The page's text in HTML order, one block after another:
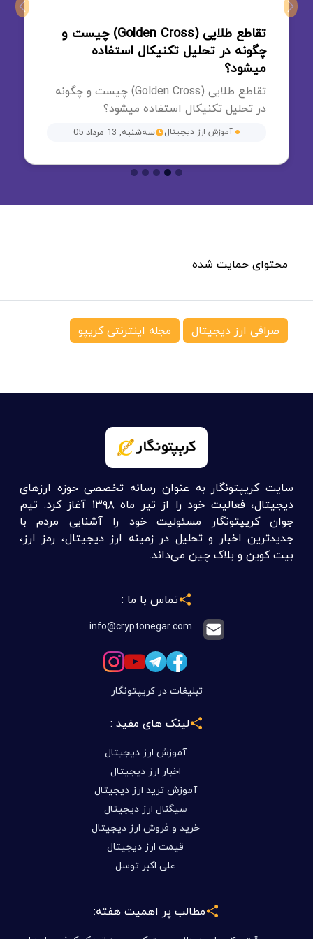
تقاطع طلایی (Golden Cross) چیست و
چگونه در تحلیل تکنیکال استفاده
میشود؟
تقاطع طلایی (Golden Cross) چیست و چگونه
در تحلیل تکنیکال استفاده میشود؟
آموزش ارز دیجیتال سه‌شنبه, 13 مرداد 05
Previous
محتوای حمایت شده
صرافی ارز دیجیتال مجله اینترنتی کریپو
سایت کریپتونگار به عنوان رسانه تخصصی حوزه ارزهای
دیجیتال، فعالیت خود را از تیر ماه ۱۳۹۸ آغاز کرد. تیم
جوان کریپتونگار مسئولیت خود را آشنایی مردم با
جدیدترین اخبار و تحلیل در زمینه ارز دیجیتال، رمز ارز،
بیت کوین و بلاک چین می‌داند.
تماس با ما :
info@cryptonegar.com
تبلیغات در کریپتونگار
لینک های مفید :
آموزش ارز دیجیتال
اخبار ارز دیجیتال
آموزش ترید ارز دیجیتال
سیگنال ارز دیجیتال
خرید و فروش ارز دیجیتال
قیمت ارز دیجیتال
علی اکبر توسل
مطالب پر اهمیت هفته: